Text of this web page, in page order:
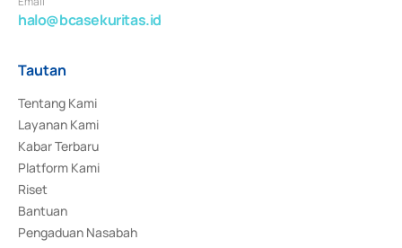
halo@bcasekuritas.id
Tautan
Tentang Kami
Layanan Kami
Kabar Terbaru
Platform Kami
Riset
Bantuan
Pengaduan Nasabah